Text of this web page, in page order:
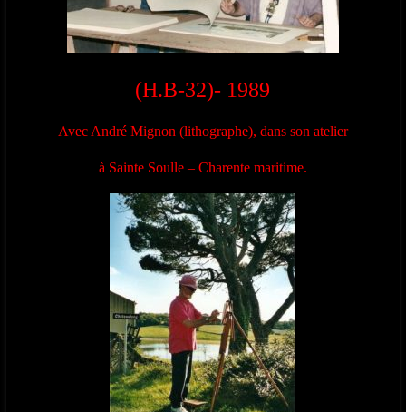
(H.B-32)- 1989
Avec André Mignon (lithographe), dans son atelier
à Sainte Soulle – Charente maritime.